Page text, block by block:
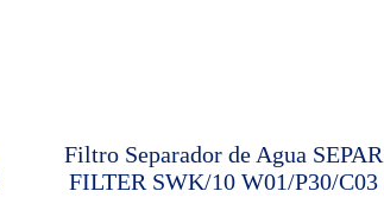
Filtro Separador de Agua SEPAR
FILTER SWK/10 W01/P30/C03